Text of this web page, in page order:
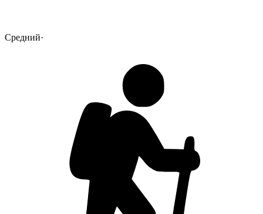
Средний·